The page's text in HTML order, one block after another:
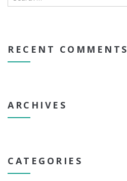
RECENT COMMENTS
ARCHIVES
CATEGORIES